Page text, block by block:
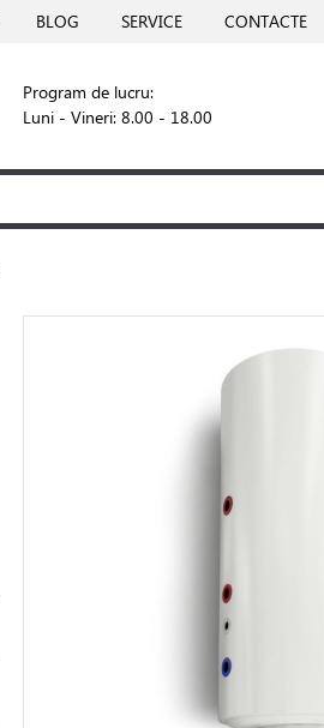
BLOG SERVICE CONTACTE
Program de lucru:
Luni - Vineri: 8.00 - 18.00